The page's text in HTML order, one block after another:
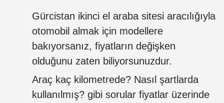
Gürcistan ikinci el araba sitesi aracılığıyla
otomobil almak için modellere
bakıyorsanız, fiyatların değişken
olduğunu zaten biliyorsunuzdur.
Araç kaç kilometrede? Nasıl şartlarda
kullanılmış? gibi sorular fiyatlar üzerinde